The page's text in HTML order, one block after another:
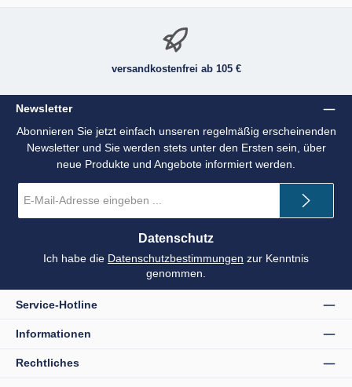
versandkostenfrei ab 105 €
Newsletter
Abonnieren Sie jetzt einfach unseren regelmäßig erscheinenden
Newsletter und Sie werden stets unter den Ersten sein, über
neue Produkte und Angebote informiert werden.
Mail-
*
Datenschutz
Ich habe die Datenschutzbestimmungen zur Kenntnis
genommen.
Service-Hotline
Informationen
Rechtliches